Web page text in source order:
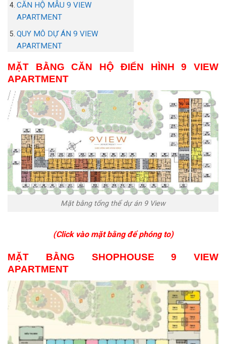
CĂN HỘ MẪU 9 VIEW
APARTMENT
QUY MÔ DỰ ÁN 9 VIEW
APARTMENT
MẶT BẰNG CĂN HỘ ĐIỂN HÌNH 9 VIEW
APARTMENT
Mặt bằng tổng thể dự án 9 View
(Click vào mặt bằng để phóng to)
MẶT BẰNG SHOPHOUSE 9 VIEW
APARTMENT